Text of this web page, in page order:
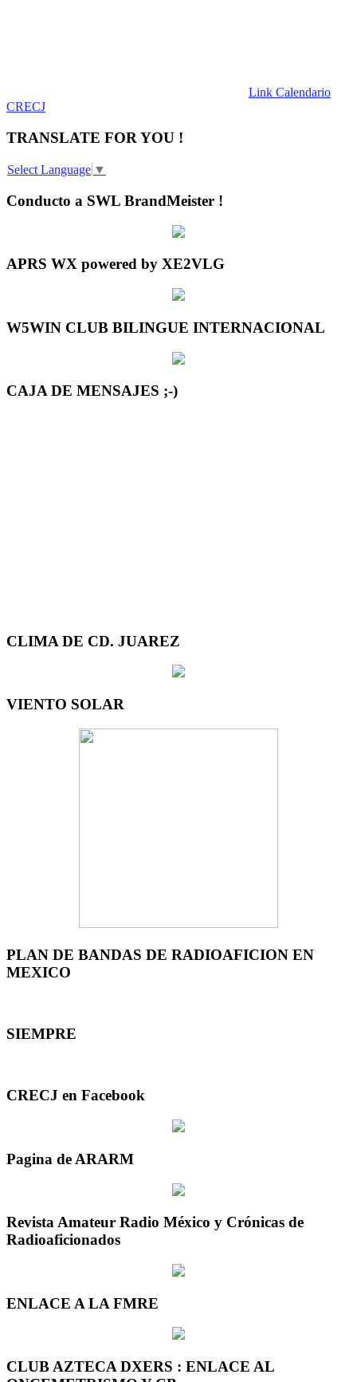
Link Calendario
CRECJ
TRANSLATE FOR YOU !
Select Language ▼
Conducto a SWL BrandMeister !
APRS WX powered by XE2VLG
W5WIN CLUB BILINGUE INTERNACIONAL
CAJA DE MENSAJES ;-)
CLIMA DE CD. JUAREZ
VIENTO SOLAR
PLAN DE BANDAS DE RADIOAFICION EN
MEXICO
SIEMPRE
CRECJ en Facebook
Pagina de ARARM
Revista Amateur Radio México y Crónicas de
Radioaficionados
ENLACE A LA FMRE
CLUB AZTECA DXERS : ENLACE AL